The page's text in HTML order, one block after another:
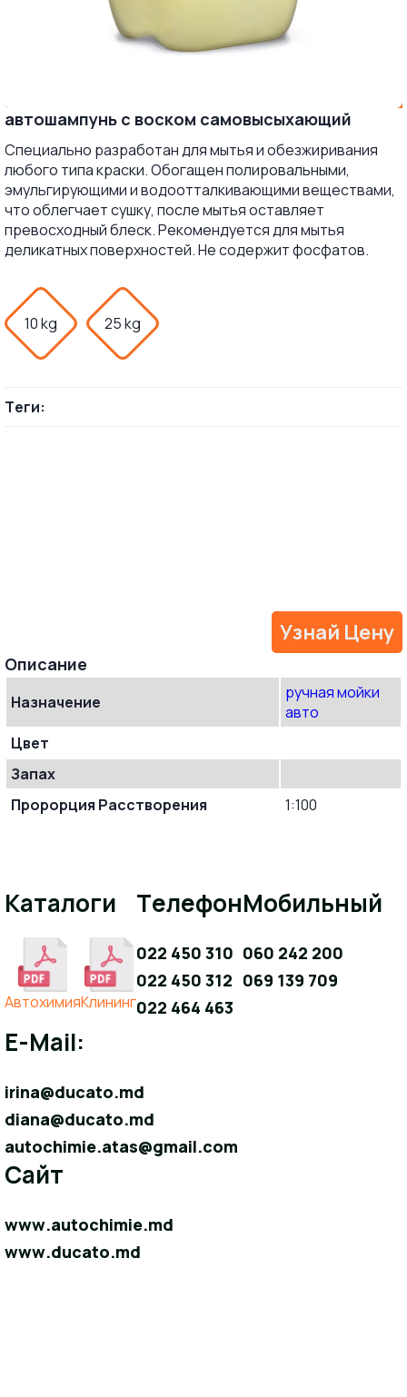
автошампунь с воском самовысыхающий
Специально разработан для мытья и обезжиривания
любого типа краски. Обогащен полировальными,
эмульгирующими и водоотталкивающими веществами,
что облегчает сушку, после мытья оставляет
превосходный блеск. Рекомендуется для мытья
деликатных поверхностей. Не содержит фосфатов.
10 kg 25 kg
Теги:
Узнай Цену
Oписание
Назначение
ручная мойки
авто
Цвет
Запах
Пророрция Расстворения
1:100
Каталоги
AвтохимияКлининг
Телефон
022 450 310
022 450 312
022 464 463
Мобильный
060 242 200
069 139 709
E-Mail:
irina@ducato.md
diana@ducato.md
autochimie.atas@gmail.com
Сайт
www.autochimie.md
www.ducato.md